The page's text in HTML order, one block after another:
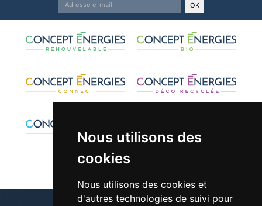
Nous utilisons des
cookies
Nous utilisons des cookies et
d'autres technologies de suivi pour
OK